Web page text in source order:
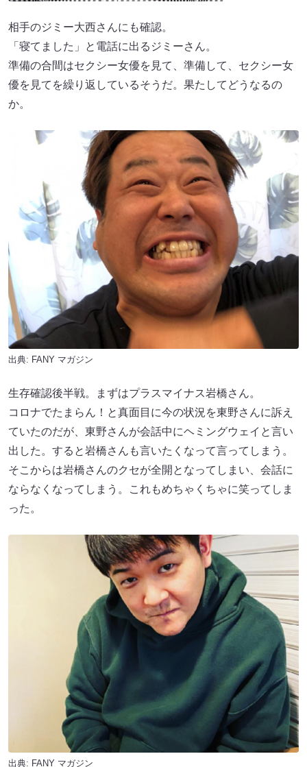
相手のジミー大西さんにも確認。
「寝てました」と電話に出るジミーさん。
準備の合間はセクシー女優を見て、準備して、セクシー女
優を見てを繰り返しているそうだ。果たしてどうなるの
か。
出典: FANY マガジン
生存確認後半戦。まずはプラスマイナス岩橋さん。
コロナでたまらん！と真面目に今の状況を東野さんに訴え
ていたのだが、東野さんが会話中にヘミングウェイと言い
出した。すると岩橋さんも言いたくなって言ってしまう。
そこからは岩橋さんのクセが全開となってしまい、会話に
ならなくなってしまう。これもめちゃくちゃに笑ってしま
った。
出典: FANY マガジン